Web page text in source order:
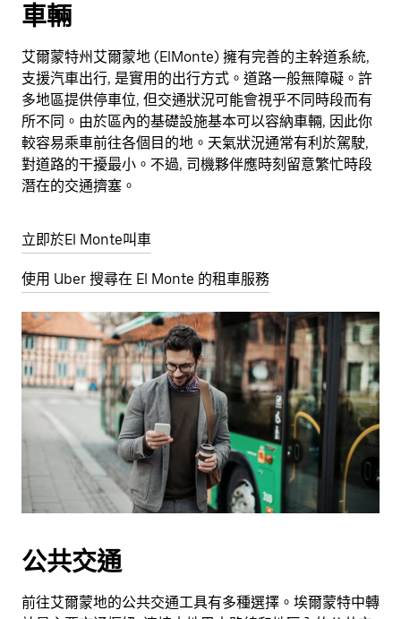
車輛
艾爾蒙特州艾爾蒙地 (ElMonte) 擁有完善的主幹道系統,
支援汽車出行, 是實用的出行方式。道路一般無障礙。許
多地區提供停車位, 但交通狀況可能會視乎不同時段而有
所不同。由於區內的基礎設施基本可以容納車輛, 因此你
較容易乘車前往各個目的地。天氣狀況通常有利於駕駛,
對道路的干擾最小。不過, 司機夥伴應時刻留意繁忙時段
潛在的交通擠塞。
立即於El Monte叫車
使用 Uber 搜尋在 El Monte 的租車服務
公共交通
前往艾爾蒙地的公共交通工具有多種選擇。埃爾蒙特中轉